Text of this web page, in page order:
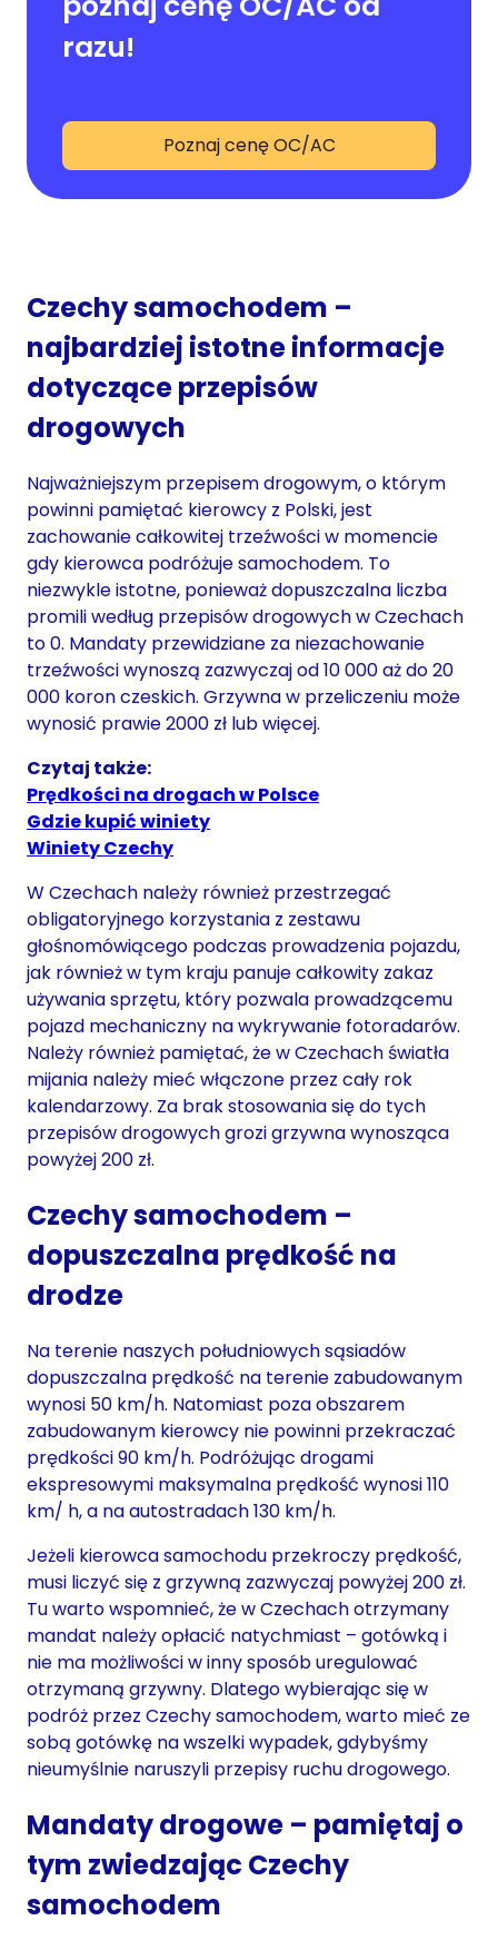
razu!
Poznaj cenę OC/AC
Czechy samochodem –
najbardziej istotne informacje
dotyczące przepisów
drogowych
Najważniejszym przepisem drogowym, o którym
powinni pamiętać kierowcy z Polski, jest
zachowanie całkowitej trzeźwości w momencie
gdy kierowca podróżuje samochodem. To
niezwykle istotne, ponieważ dopuszczalna liczba
promili według przepisów drogowych w Czechach
to 0. Mandaty przewidziane za niezachowanie
trzeźwości wynoszą zazwyczaj od 10 000 aż do 20
000 koron czeskich. Grzywna w przeliczeniu może
wynosić prawie 2000 zł lub więcej.
Czytaj także:
Prędkości na drogach w Polsce
Gdzie kupić winiety
Winiety Czechy
W Czechach należy również przestrzegać
obligatoryjnego korzystania z zestawu
głośnomówiącego podczas prowadzenia pojazdu,
jak również w tym kraju panuje całkowity zakaz
używania sprzętu, który pozwala prowadzącemu
pojazd mechaniczny na wykrywanie fotoradarów.
Należy również pamiętać, że w Czechach światła
mijania należy mieć włączone przez cały rok
kalendarzowy. Za brak stosowania się do tych
przepisów drogowych grozi grzywna wynosząca
powyżej 200 zł.
Czechy samochodem –
dopuszczalna prędkość na
drodze
Na terenie naszych południowych sąsiadów
dopuszczalna prędkość na terenie zabudowanym
wynosi 50 km/h. Natomiast poza obszarem
zabudowanym kierowcy nie powinni przekraczać
prędkości 90 km/h. Podróżując drogami
ekspresowymi maksymalna prędkość wynosi 110
km/ h, a na autostradach 130 km/h.
Jeżeli kierowca samochodu przekroczy prędkość,
musi liczyć się z grzywną zazwyczaj powyżej 200 zł.
Tu warto wspomnieć, że w Czechach otrzymany
mandat należy opłacić natychmiast – gotówką i
nie ma możliwości w inny sposób uregulować
otrzymaną grzywny. Dlatego wybierając się w
podróż przez Czechy samochodem, warto mieć ze
sobą gotówkę na wszelki wypadek, gdybyśmy
nieumyślnie naruszyli przepisy ruchu drogowego.
Mandaty drogowe – pamiętaj o
tym zwiedzając Czechy
samochodem